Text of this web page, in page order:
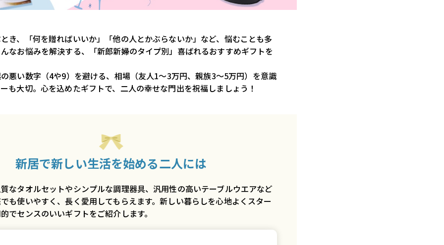
き、「何を贈ればいいか」「他の人とかぶらないか」など、悩むことも多
なお悩みを解決する、「新郎新婦のタイプ別」喜ばれるおすすめギフトを
悪い数字（4や9）を避ける、相場（友人1～3万円、親族3～5万円）を意識
も大切。心を込めたギフトで、二人の幸せな門出を祝福しましょう！
新居で新しい生活を始める二人には
なタオルセットやシンプルな調理器具、汎用性の高いテーブルウエアなど
も使いやすく、長く愛用してもらえます。新しい暮らしを心地よくスター
でセンスのいいギフトをご紹介します。